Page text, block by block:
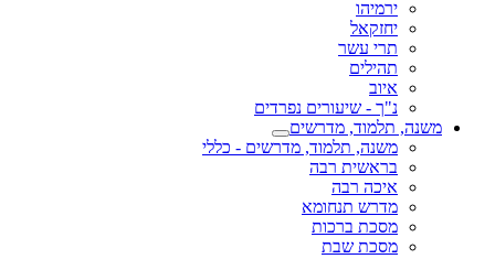
ירמיהו
יחזקאל
תרי עשר
תהילים
איוב
נ"ך - שיעורים נפרדים
משנה, תלמוד, מדרשים
משנה, תלמוד, מדרשים - כללי
בראשית רבה
איכה רבה
מדרש תנחומא
מסכת ברכות
מסכת שבת